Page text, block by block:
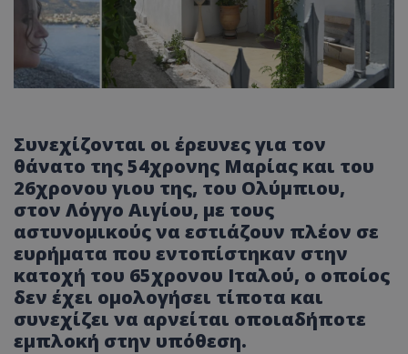
Συνεχίζονται οι έρευνες για τον
θάνατο της 54χρονης Μαρίας και του
26χρονου γιου της, του Ολύμπιου,
στον Λόγγο Αιγίου, με τους
αστυνομικούς να εστιάζουν πλέον σε
ευρήματα που εντοπίστηκαν στην
κατοχή του 65χρονου Ιταλού, ο οποίος
δεν έχει ομολογήσει τίποτα και
συνεχίζει να αρνείται οποιαδήποτε
εμπλοκή στην υπόθεση.